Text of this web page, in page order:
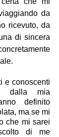
da
ricevuto, da
di sincera
e conoscenti
dalla mia
definito
ma se mi
che mi sarei
di me